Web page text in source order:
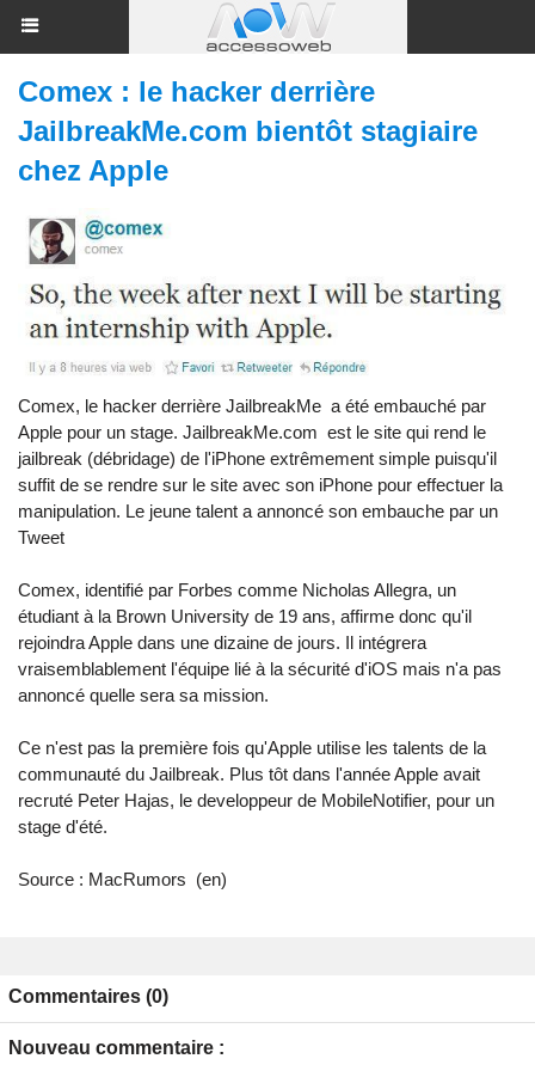
Comex : le hacker derrière
JailbreakMe.com bientôt stagiaire
chez Apple
Comex, le hacker derrière JailbreakMe a été embauché par
Apple pour un stage. JailbreakMe.com est le site qui rend le
jailbreak (débridage) de l'iPhone extrêmement simple puisqu'il
suffit de se rendre sur le site avec son iPhone pour effectuer la
manipulation. Le jeune talent a annoncé son embauche par un
Tweet
Comex, identifié par Forbes comme Nicholas Allegra, un
étudiant à la Brown University de 19 ans, affirme donc qu'il
rejoindra Apple dans une dizaine de jours. Il intégrera
vraisemblablement l'équipe lié à la sécurité d'iOS mais n'a pas
annoncé quelle sera sa mission.
Ce n'est pas la première fois qu'Apple utilise les talents de la
communauté du Jailbreak. Plus tôt dans l'année Apple avait
recruté Peter Hajas, le developpeur de MobileNotifier, pour un
stage d'été.
Source : MacRumors (en)
Commentaires (0)
Nouveau commentaire :